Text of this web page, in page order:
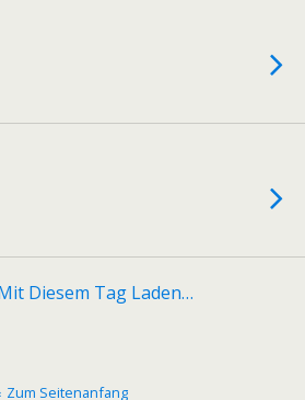
Diesem Tag Laden…
Zum Seitenanfang